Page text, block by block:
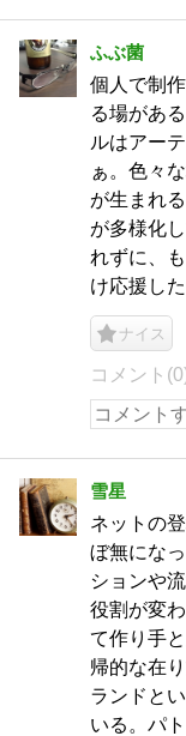
ふぶ菌
個人で制
る場があ
ルはアー
ぁ。色々
が生まれ
が多様化
れずに、
け応援し
ナイス
コメント
雪星
ネットの
ぼ無にな
ションや
役割が変
て作り手
帰的な在
ランドと
いる。パ